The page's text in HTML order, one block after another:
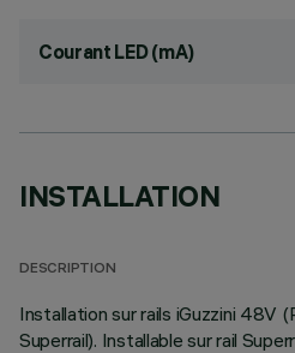
Courant LED (mA)
INSTALLATION
DESCRIPTION
Installation sur rails iGuzzini 48V
Superrail). Installable sur rail